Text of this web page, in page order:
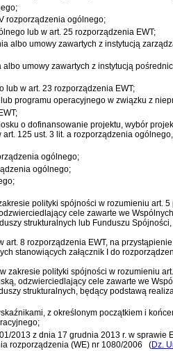
rozporządzenia ogólnego;
lub w art. 25 rozporządzenia EWT;
albo umowy zawartych z instytucją
umowy zawartych z instytucją
lub w art. 23 rozporządzenia EWT;
programu operacyjnego w związku z
o dofinansowanie projektu, wybór
125 ust. 3 lit. a rozporządzenia
ogólnego;
ogólnego;
polityki spójności w rozumieniu art. 5
cele zawarte we
strukturalnych lub Funduszu
8 rozporządzenia EWT, na
stanowiących załącznik I do
zakresie polityki spójności w rozumieniu
odzwierciedlający cele zawarte we
strukturalnych, będący podstawą
z określonym początkiem i
2013 z dnia 17 grudnia 2013 r. w
rozporządzenia (WE) nr 1080/2006
(Dz.